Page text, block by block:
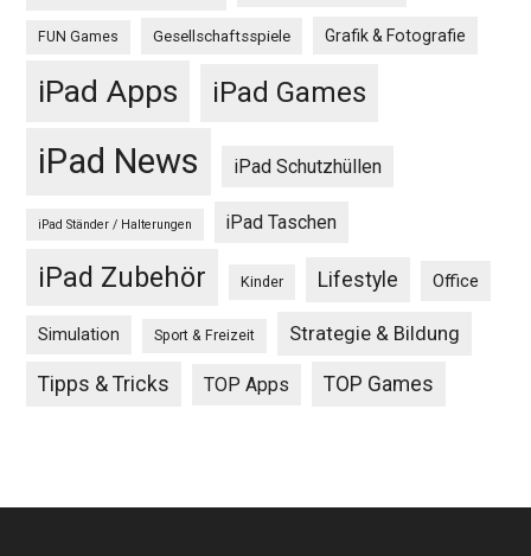
FUN Games Gesellschaftsspiele Grafik & Fotografie
iPad Apps iPad Games
iPad News iPad Schutzhüllen
iPad Ständer / Halterungen iPad Taschen
iPad Zubehör Kinder Lifestyle Office
Simulation Sport & Freizeit Strategie & Bildung
Tipps & Tricks TOP Apps TOP Games